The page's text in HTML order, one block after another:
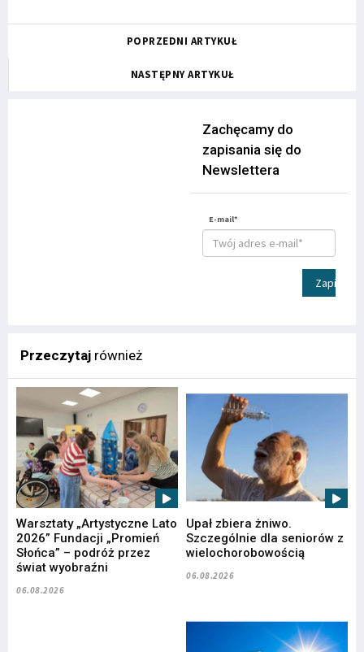
POPRZEDNI ARTYKUŁ
NASTĘPNY ARTYKUŁ
Zachęcamy do
zapisania się do
Newslettera
E-mail*
Zapisz
Przeczytaj również
Warsztaty „Artystyczne Lato
2026” Fundacji „Promień
Słońca” – podróż przez
świat wyobraźni
06.08.2026
Upał zbiera żniwo.
Szczególnie dla seniorów z
wielochorobowością
06.08.2026